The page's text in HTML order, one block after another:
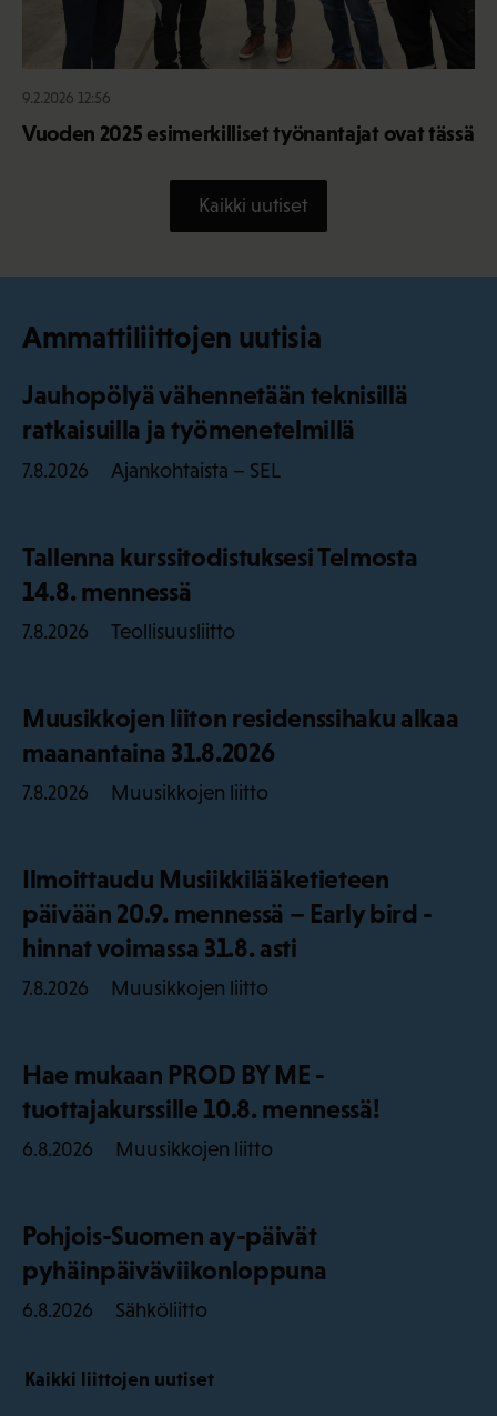
9.2.2026 12:56
Vuoden 2025 esimerkilliset työnantajat ovat tässä
Kaikki uutiset
Ammattiliittojen uutisia
Jauhopölyä vähennetään teknisillä
ratkaisuilla ja työmenetelmillä
7.8.2026 Ajankohtaista – SEL
Tallenna kurssitodistuksesi Telmosta
14.8. mennessä
7.8.2026 Teollisuusliitto
Muusikkojen liiton residenssihaku alkaa
maanantaina 31.8.2026
7.8.2026 Muusikkojen liitto
Ilmoittaudu Musiikkilääketieteen
päivään 20.9. mennessä – Early bird -
hinnat voimassa 31.8. asti
7.8.2026 Muusikkojen liitto
Hae mukaan PROD BY ME -
tuottajakurssille 10.8. mennessä!
6.8.2026 Muusikkojen liitto
Pohjois-Suomen ay-päivät
pyhäinpäiväviikonloppuna
6.8.2026 Sähköliitto
Kaikki liittojen uutiset